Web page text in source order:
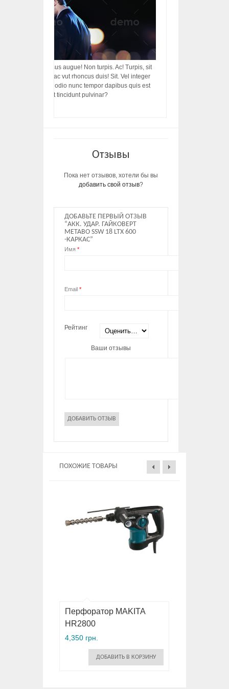
integer! Risus augue! Non turpis. Ac! Turpis, sit
rhoncus porttitor ac vut rhoncus duis! Sit. Vel integer
ut diam porttitor odio nunc tempor dapibus quis est
dictumst, vel amet tincidunt pulvinar?
Отзывы
Пока нет отзывов, хотели бы вы
добавить свой отзыв?
ДОБАВЬТЕ ПЕРВЫЙ ОТЗЫВ
“АКК. УДАР. ГАЙКОВЕРТ
METABO SSW 18 LTX 600
-КАРКАС”
Имя *
Email *
Рейтинг
Ваши отзывы
ПОХОЖИЕ ТОВАРЫ
Перфоратор MAKITA
HR2800
4,350 грн.
ДОБАВИТЬ В КОРЗИНУ